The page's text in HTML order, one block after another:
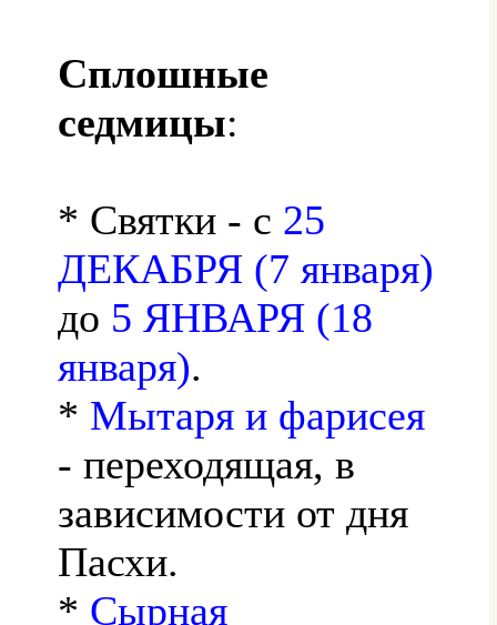
Сплошные
седмицы:
* Святки - с 25
ДЕКАБРЯ (7 января)
до 5 ЯНВАРЯ (18
января).
* Мытаря и фарисея
- переходящая, в
зависимости от дня
Пасхи.
* Сырная